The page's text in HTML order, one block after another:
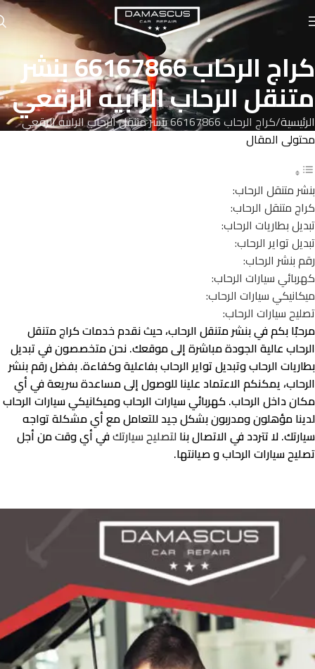
كراج الرحاب 66167866 بنشر
متنقل الرحاب الرابيه الرقعي
الرئيسية كراج الرحاب 66167866 بنشر متنقل الرحاب الرابيه الرقعي
محتولى المقال
بنشر متنقل الرحاب:
كراج متنقل الرحاب:
تبديل بطاريات الرحاب:
تبديل تواير الرحاب:
رقم بنشر الرحاب:
كهربائي سيارات الرحاب:
ميكانيكي سيارات الرحاب:
تصليح سيارات الرحاب:
مرحبًا بكم في بنشر متنقل الرحاب، حيث نقدم خدمات كراج متنقل
الرحاب عالية الجودة مباشرة إلى موقعك. نحن متخصصون في تبديل
بطاريات الرحاب وتبديل تواير الرحاب بفاعلية وكفاءة. بفضل رقم بنشر
الرحاب، يمكنكم الاعتماد علينا للوصول إلى مساعدة سريعة في أي
مكان داخل الرحاب. كهربائي سيارات الرحاب وميكانيكي سيارات الرحاب
لدينا مؤهلون ومدربون بشكل جيد للتعامل مع أي مشكلة تواجه
سيارتك. لا تتردد في الاتصال بنالتصليح سيارتكفي أي وقت من أجل
تصليح سيارات الرحاب و صيانتها.